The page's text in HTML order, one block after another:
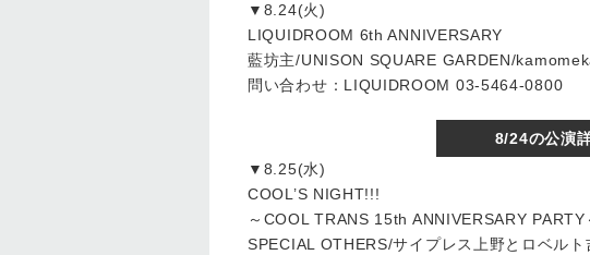
▼8.24(火)
LIQUIDROOM 6th ANNIVERSARY
藍坊主/UNISON SQUARE GARDEN/
問い合わせ：LIQUIDROOM 03-5464-0800
8/24の公演
▼8.25(水)
COOL’S NIGHT!!!
～COOL TRANS 15th ANNIVERSARY PARTY
SPECIAL OTHERS/サイプレス上野とロベル